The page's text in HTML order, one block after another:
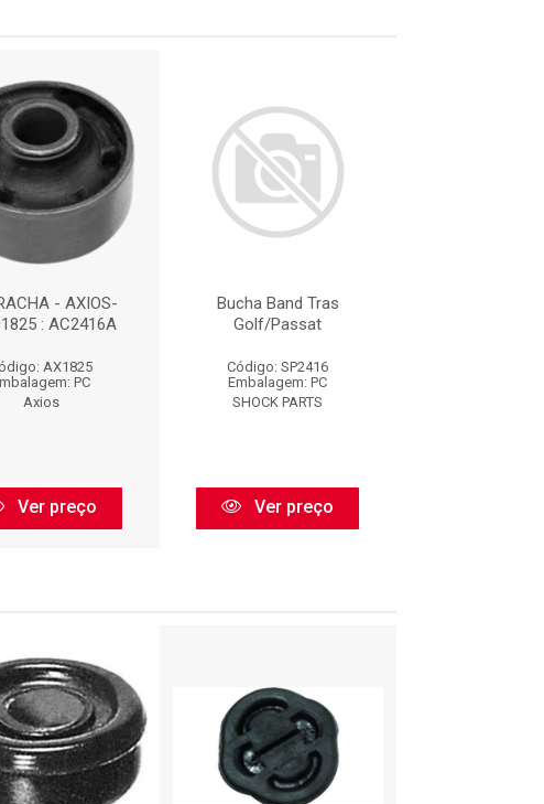
- AXIOS-
: AC2416A
AX1825
PC
Axios
Ver preço
Bucha Band Tras
Golf/Passat
Código: SP2416
Embalagem: PC
SHOCK PARTS
Ver preço